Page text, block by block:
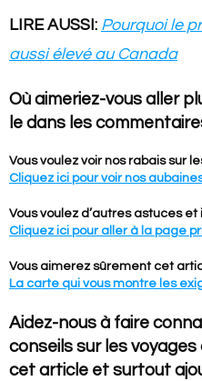
LIRE AUSSI: Pourquoi le
aussi élevé au Canada
Où aimeriez-vous aller
le dans les
Vous voulez voir nos rabais sur
Cliquez ici pour voir nos
Vous voulez d’autres astuces
Cliquez ici pour aller à la page
Vous aimerez sûrement cet
La carte qui vous montre les
Aidez-nous à faire
conseils sur les
cet article et surtout